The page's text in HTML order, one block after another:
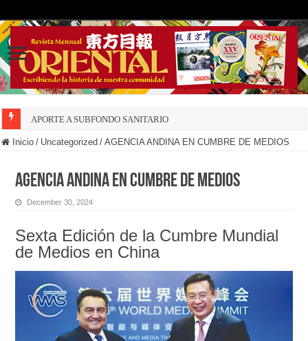
APORTE A SUBFONDO SANITARIO
Inicio / Uncategorized / AGENCIA ANDINA EN CUMBRE DE MEDIOS
AGENCIA ANDINA EN CUMBRE DE MEDIOS
December 30, 2024
Sexta Edición de la Cumbre Mundial
de Medios en China